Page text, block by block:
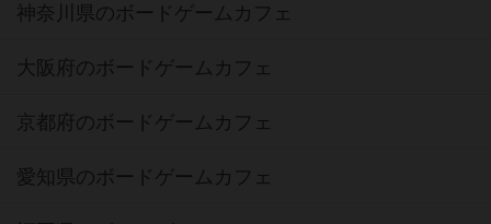
神奈川県のボードゲームカフェ
大阪府のボードゲームカフェ
京都府のボードゲームカフェ
愛知県のボードゲームカフェ